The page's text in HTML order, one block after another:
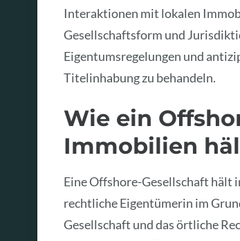
Interaktionen mit lokalen
Gesellschaftsform und
Eigentumsregelungen und
Titelinhabung zu behandeln.
Wie ein
Immobilien
Eine Offshore-Gesellschaft hält
rechtliche Eigentümerin im
Gesellschaft und das örtliche